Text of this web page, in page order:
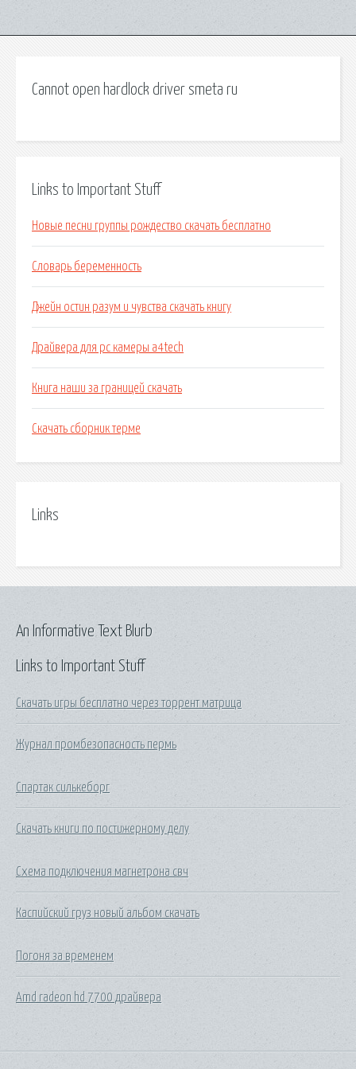
Cannot open hardlock driver smeta ru
Links to Important Stuff
Новые песни группы рождество скачать бесплатно
Словарь беременность
Джейн остин разум и чувства скачать книгу
Драйвера для pc камеры a4tech
Книга наши за границей скачать
Скачать сборник терме
Links
Links to Important Stuff
Скачать игры бесплатно через торрент матрица
Журнал промбезопасность пермь
Спартак силькеборг
Скачать книги по постижерному делу
Схема подключения магнетрона свч
Каспийский груз новый альбом скачать
Погоня за временем
Amd radeon hd 7700 драйвера
An Informative Text Blurb